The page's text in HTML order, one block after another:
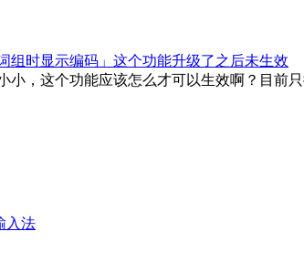
组时显示编码」这个功能升级了之后未生效
小，这个功能应该怎么才可以生效啊？目前只
入法